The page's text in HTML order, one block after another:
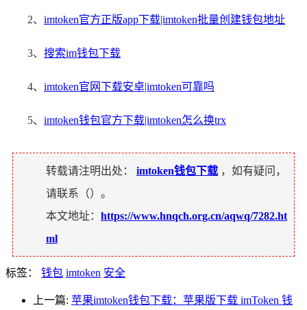
2、 imtoken官方正版app下载|imtoken批量创建钱包地址
3、 搜索im钱包下载
4、 imtoken官网下载安卓|imtoken可靠吗
5、 imtoken钱包官方下载|imtoken怎么换trx
转载请注明出处： imtoken钱包下载 ，如有疑问，
请联系（）。
本文地址： https://www.hnqch.org.cn/aqwq/7282.ht
ml
标签： 钱包 imtoken 安全
上一篇: 苹果imtoken钱包下载：苹果版下载 imToken 钱